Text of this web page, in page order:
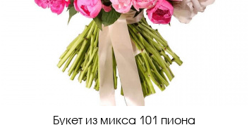
Букет из микса 101 пиона